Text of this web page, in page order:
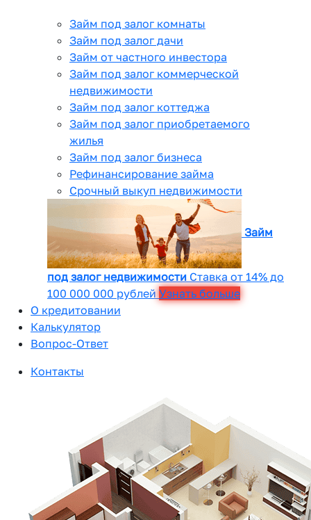
Займ под залог комнаты
Займ под залог дачи
Займ от частного инвестора
Займ под залог коммерческой
недвижимости
Займ под залог коттеджа
Займ под залог приобретаемого
жилья
Займ под залог бизнеса
Рефинансирование займа
Срочный выкуп недвижимости
Займ
под залог недвижимости Ставка от 14% до
100 000 000 рублей Узнать больше
О кредитовании
Калькулятор
Вопрос-Ответ
Контакты